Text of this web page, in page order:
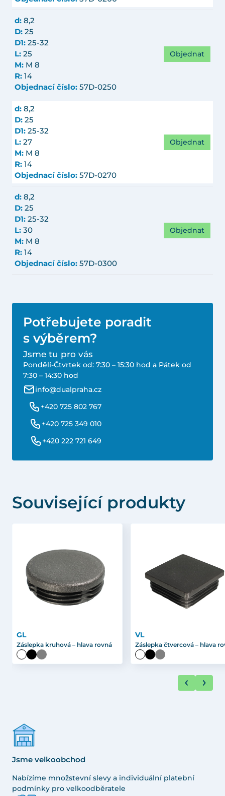
d: 8,2
D: 25
D1: 25-32
L: 25
M: M 8
R: 14
Objednací číslo: 57D-0250
Objednat
d: 8,2
D: 25
D1: 25-32
L: 27
M: M 8
R: 14
Objednací číslo: 57D-0270
Objednat
d: 8,2
D: 25
D1: 25-32
L: 30
M: M 8
R: 14
Objednací číslo: 57D-0300
Objednat
Potřebujete poradit
s výběrem?
Jsme tu pro vás
Pondělí-Čtvrtek od: 7:30 – 15:30 hod a Pátek od
7:30 – 14:30 hod
info@dualpraha.cz
+420 725 802 767
+420 725 349 010
+420 222 721 649
Související produkty
GL
Záslepka kruhová – hlava rovná
VL
Záslepka čtvercová – hlava
Jsme velkoobchod
Nabízíme množstevní slevy a individuální platební
podmínky pro velkoodběratele